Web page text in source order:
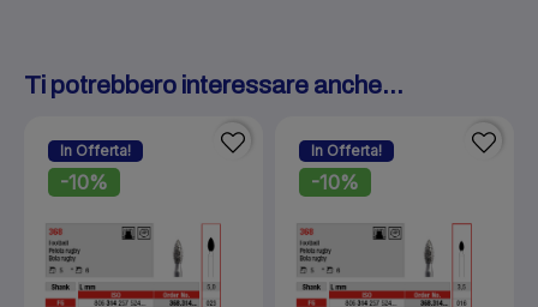
Ti potrebbero interessare anche...
In Offerta!
-10%
In Offerta!
-10%